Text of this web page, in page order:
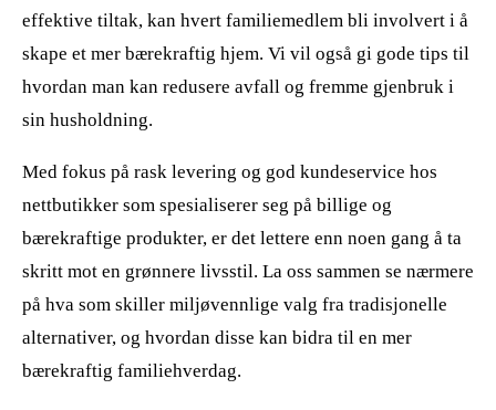
effektive tiltak, kan hvert familiemedlem bli involvert i å
skape et mer bærekraftig hjem. Vi vil også gi gode tips til
hvordan man kan redusere avfall og fremme gjenbruk i
sin husholdning.
Med fokus på rask levering og god kundeservice hos
nettbutikker som spesialiserer seg på billige og
bærekraftige produkter, er det lettere enn noen gang å ta
skritt mot en grønnere livsstil. La oss sammen se nærmere
på hva som skiller miljøvennlige valg fra tradisjonelle
alternativer, og hvordan disse kan bidra til en mer
bærekraftig familiehverdag.